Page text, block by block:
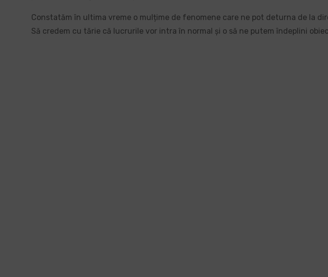
Constatăm în ultima vreme o mulțime de fenomene care ne pot deturna de la
Să credem cu tărie că lucrurile vor intra în normal și o să ne putem îndeplini